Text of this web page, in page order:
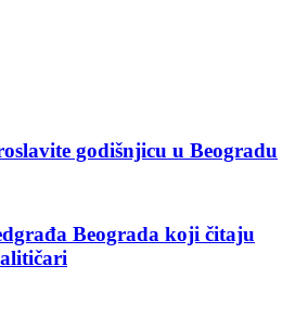
godišnjicu u Beogradu
Beograda koji čitaju